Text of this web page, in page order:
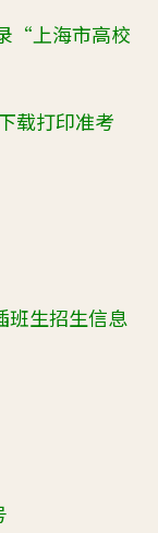
“上海市高校
载打印准考
班生招生信息